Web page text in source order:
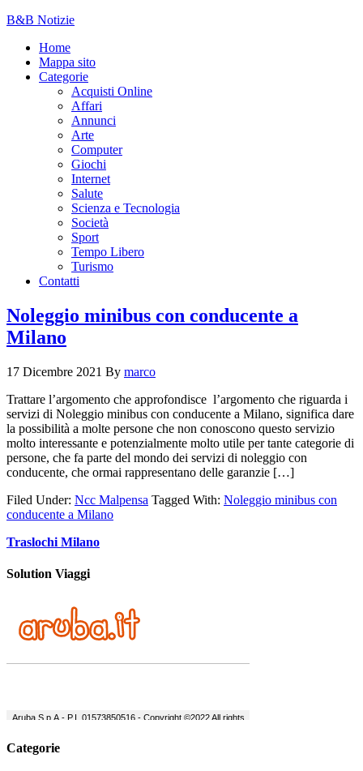
B&B Notizie
Home
Mappa sito
Categorie
Acquisti Online
Affari
Annunci
Arte
Computer
Giochi
Internet
Salute
Scienza e Tecnologia
Società
Sport
Tempo Libero
Turismo
Contatti
Noleggio minibus con conducente a
Milano
17 Dicembre 2021 By marco
Trattare l’argomento che approfondisce l’argomento che riguarda i
servizi di Noleggio minibus con conducente a Milano, significa dare
la possibilità a molte persone che non conoscono questo servizio
molto interessante e potenzialmente molto utile per tante categorie di
persone, che fa parte del mondo dei servizi di noleggio con
conducente, che ormai rappresentano delle garanzie […]
Filed Under: Ncc Malpensa Tagged With: Noleggio minibus con
conducente a Milano
Traslochi Milano
Solution Viaggi
Categorie